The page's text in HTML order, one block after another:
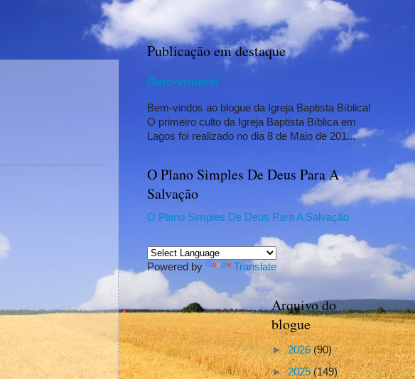
Publicação em destaque
Bem-vindos!
Bem-vindos ao blogue da Igreja Baptista Bíblica!
O primeiro culto da Igreja Baptista Bíblica em
Lagos foi realizado no dia 8 de Maio de 201...
O Plano Simples De Deus Para A
Salvação
O Plano Simples De Deus Para A Salvação
Powered by Translate
Arquivo do
blogue
►2026(90)
►2025(149)